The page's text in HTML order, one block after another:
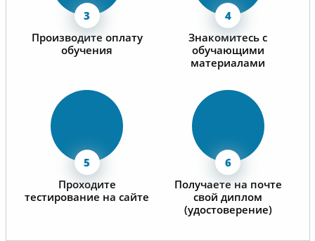
Производите оплату
обучения
Знакомитесь с
обучающими
материалами
Проходите
тестирование на сайте
Получаете на почте
свой диплом
(удостоверение)